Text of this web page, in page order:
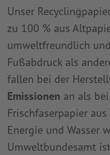
Unser
zu 100 % aus
umweltfreundlich
Fußabdruck als
fallen bei der
Emissionen an als
Frischfaserpapier
Energie und Wasser
Umweltbundesamt